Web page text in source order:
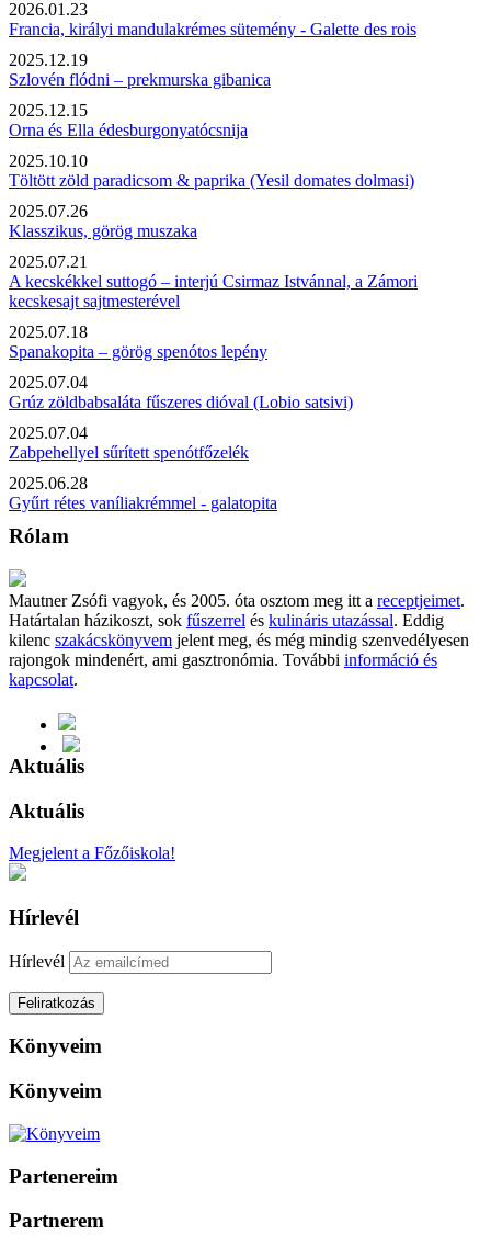
2026.01.23
Francia, királyi mandulakrémes sütemény - Galette des rois
2025.12.19
Szlovén flódni – prekmurska gibanica
2025.12.15
Orna és Ella édesburgonyatócsnija
2025.10.10
Töltött zöld paradicsom & paprika (Yesil domates dolmasi)
2025.07.26
Klasszikus, görög muszaka
2025.07.21
A kecskékkel suttogó – interjú Csirmaz Istvánnal, a Zámori
kecskesajt sajtmesterével
2025.07.18
Spanakopita – görög spenótos lepény
2025.07.04
Grúz zöldbabsaláta fűszeres dióval (Lobio satsivi)
2025.07.04
Zabpehellyel sűrített spenótfőzelék
2025.06.28
Gyűrt rétes vaníliakrémmel - galatopita
Rólam
Mautner Zsófi vagyok, és 2005. óta osztom meg itt a receptjeimet.
Határtalan házikoszt, sok fűszerrel és kulináris utazással. Eddig
kilenc szakácskönyvem jelent meg, és még mindig szenvedélyesen
rajongok mindenért, ami gasztronómia. További információ és
kapcsolat.
Aktuális
Aktuális
Megjelent a Főzőiskola!
Hírlevél
Hírlevél
Könyveim
Könyveim
Partenereim
Partnerem